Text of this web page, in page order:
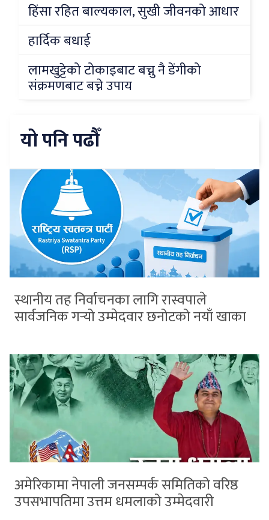
हिंसा रहित बाल्यकाल, सुखी जीवनको आधार
हार्दिक बधाई
लामखुट्टेको टोकाइबाट बच्नु नै डेंगीको
संक्रमणबाट बच्ने उपाय
यो पनि पढौँ
स्थानीय तह निर्वाचनका लागि रास्वपाले
सार्वजनिक गर्‍यो उम्मेदवार छनोटको नयाँ खाका
अमेरिकामा नेपाली जनसम्पर्क समितिको वरिष्ठ
उपसभापतिमा उत्तम धमलाको उम्मेदवारी